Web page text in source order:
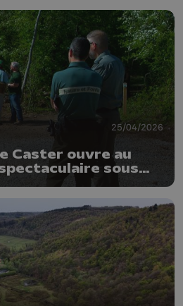
25/04/2026
Caster ouvre au
sous